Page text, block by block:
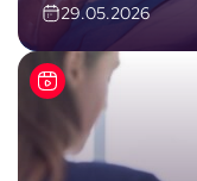
29.05.2026